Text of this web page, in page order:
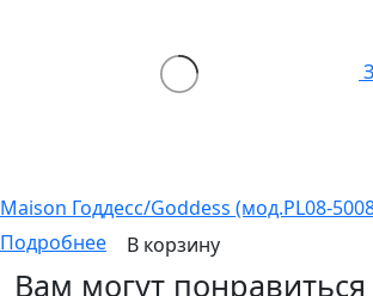
Maison Годдесс/Goddess (мод.PL08-
Подробнее
В корзину
Вам могут понравиться